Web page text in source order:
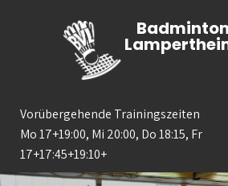
Vorübergehende Trainingszeiten
Mo 17+19:00, Mi 20:00, Do 18:15, Fr
17+17:45+19:10+